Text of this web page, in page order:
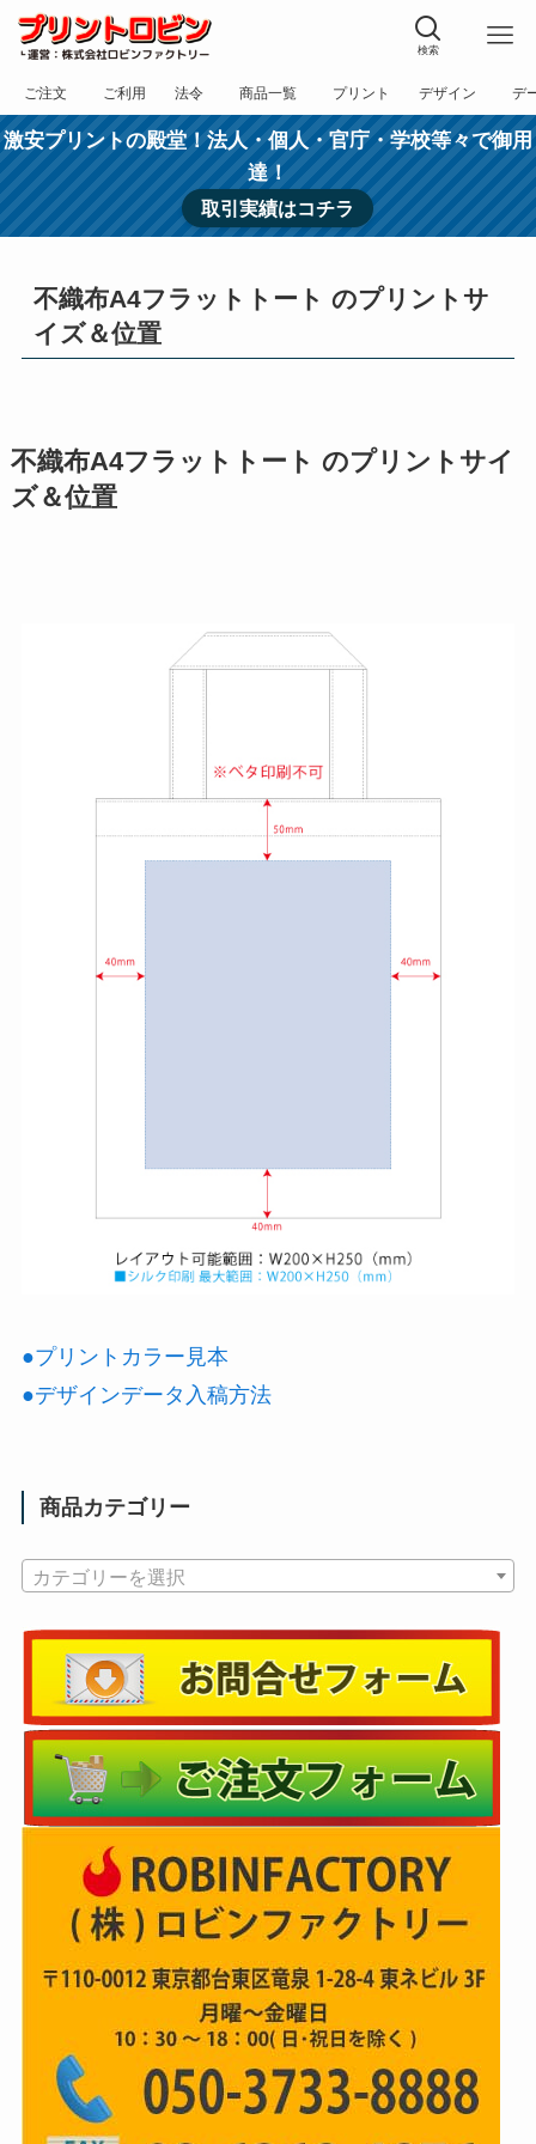
検索
ご注文
フォーム
ご利用
規約
法令
表記
商品一覧
カテゴリー
プリント
方法
デザイン
依頼
デ
入
激安プリントの殿堂！法人・個人・官庁・学校等々で御用
達！
取引実績はコチラ
不織布A4フラットトート のプリントサ
イズ＆位置
不織布A4フラットトート のプリントサイ
ズ＆位置
●プリントカラー見本
●デザインデータ入稿方法
商品カテゴリー
カテゴリーを選択